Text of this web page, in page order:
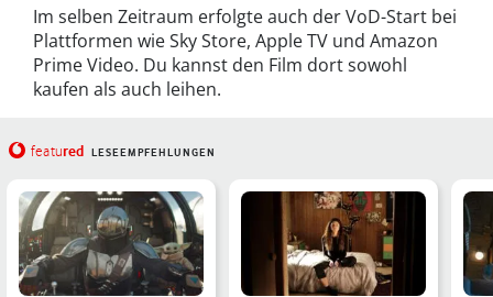
Im selben Zeitraum erfolgte auch der VoD-Start bei
Plattformen wie Sky Store, Apple TV und Amazon
Prime Video. Du kannst den Film dort sowohl
kaufen als auch leihen.
featured LESEEMPFEHLUNGEN